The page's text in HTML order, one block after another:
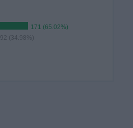
171 (65.02%)
92 (34.98%)